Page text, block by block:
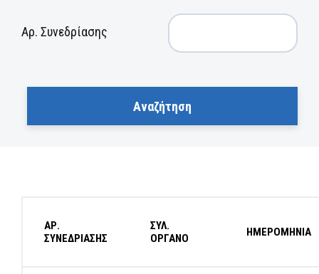
Αρ. Συνεδρίασης
ΑΡ.
ΣΥΝΕΔΡΙΑΣΗΣ
ΣΥΛ.
ΟΡΓΑΝΟ
ΗΜΕΡΟΜΗΝΙΑ